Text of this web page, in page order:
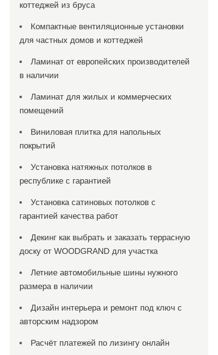
коттеджей из бруса
Компактные вентиляционные установки
для частных домов и коттеджей
Ламинат от европейских производителей
в наличии
Ламинат для жилых и коммерческих
помещений
Виниловая плитка для напольных
покрытий
Установка натяжных потолков в
республике с гарантией
Установка сатиновых потолков с
гарантией качества работ
Декинг как выбрать и заказать террасную
доску от WOODGRAND для участка
Летние автомобильные шины нужного
размера в наличии
Дизайн интерьера и ремонт под ключ с
авторским надзором
Расчёт платежей по лизингу онлайн